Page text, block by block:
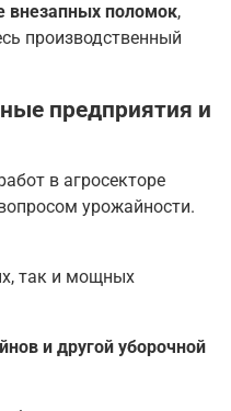
внезапных поломок,
производственный
предприятия и
в агросекторе
урожайности.
так и мощных
и другой уборочной